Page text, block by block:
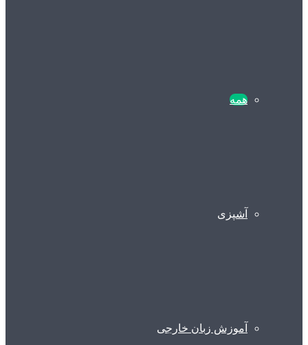
همه
آشپزی
آموزش زبان خارجی